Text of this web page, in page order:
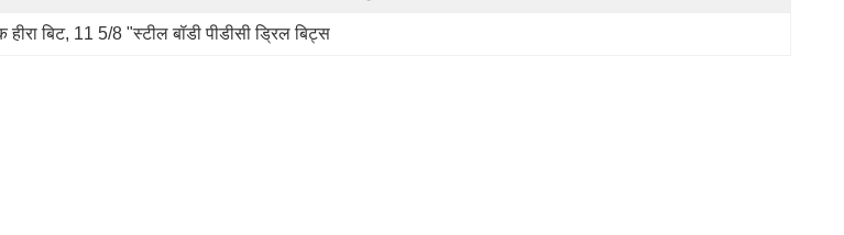
बिट, 11 5/8 "स्टील बॉडी पीडीसी ड्रिल बिट्स